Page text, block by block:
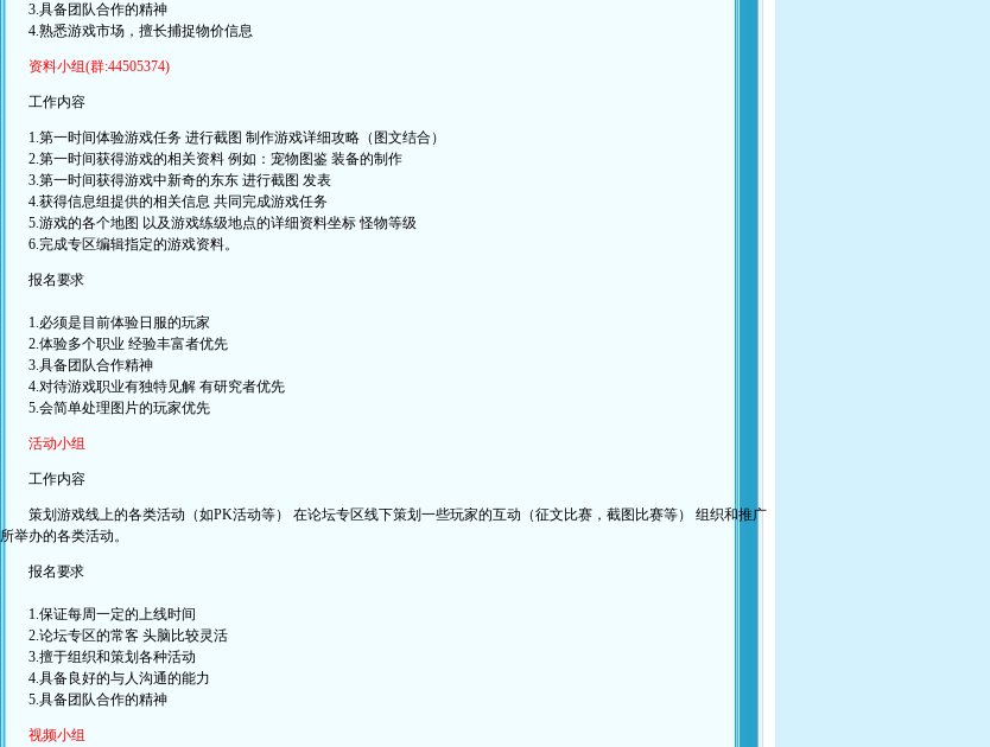
3.具备团队合作的精神
4.熟悉游戏市场，擅长捕捉物价信息
资料小组(群:44505374)
工作内容
1.第一时间体验游戏任务 进行截图 制作游戏详细攻略（图文结合）
2.第一时间获得游戏的相关资料 例如：宠物图鉴 装备的制作
3.第一时间获得游戏中新奇的东东 进行截图 发表
4.获得信息组提供的相关信息 共同完成游戏任务
5.游戏的各个地图 以及游戏练级地点的详细资料坐标 怪物等级
6.完成专区编辑指定的游戏资料。
报名要求
1.必须是目前体验日服的玩家
2.体验多个职业 经验丰富者优先
3.具备团队合作精神
4.对待游戏职业有独特见解 有研究者优先
5.会简单处理图片的玩家优先
活动小组
工作内容
策划游戏线上的各类活动（如PK活动等） 在论坛专区线下策划一些玩家的互动（征文比赛，截图比赛等） 组织和推广
所举办的各类活动。
报名要求
1.保证每周一定的上线时间
2.论坛专区的常客 头脑比较灵活
3.擅于组织和策划各种活动
4.具备良好的与人沟通的能力
5.具备团队合作的精神
视频小组